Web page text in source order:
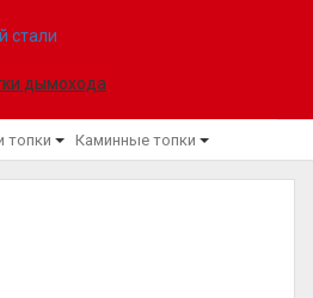
стали
дымохода
топки Каминные топки